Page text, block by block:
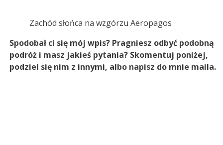
Zachód słońca na wzgórzu Aeropagos
Spodobał ci się mój wpis? Pragniesz odbyć podobną
podróż i masz jakieś pytania? Skomentuj poniżej,
podziel się nim z innymi, albo napisz do mnie maila.